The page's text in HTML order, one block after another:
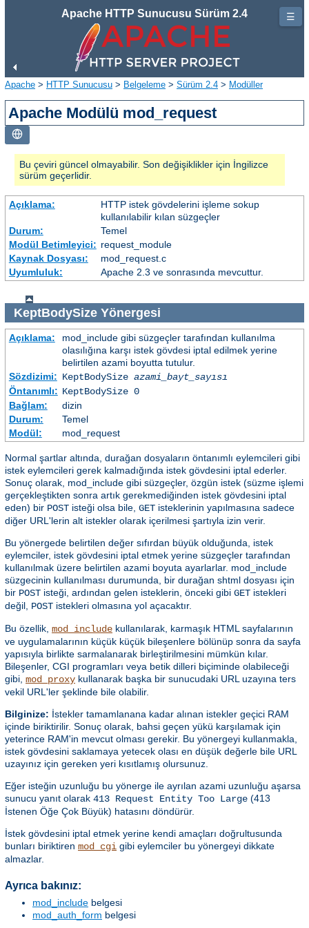
Apache HTTP Sunucusu Sürüm 2.4
Apache > HTTP Sunucusu > Belgeleme > Sürüm 2.4 > Modüller
Apache Modülü mod_request
Bu çeviri güncel olmayabilir. Son değişiklikler için İngilizce
sürüm geçerlidir.
Açıklama:
HTTP istek gövdelerini işleme sokup
kullanılabilir kılan süzgeçler
Durum:
Temel
Modül Betimleyici: request_module
Kaynak Dosyası:
mod_request.c
Uyumluluk:
Apache 2.3 ve sonrasında mevcuttur.
KeptBodySizeYönergesi
Açıklama:
mod_include gibi süzgeçler tarafından kullanılma
olasılığına karşı istek gövdesi iptal edilmek yerine
belirtilen azami boyutta tutulur.
Sözdizimi: KeptBodySize azami_bayt_sayısı
Öntanımlı: KeptBodySize 0
Bağlam:
dizin
Durum:
Temel
Modül:
mod_request
Normal şartlar altında, durağan dosyaların öntanımlı eylemcileri gibi
istek eylemcileri gerek kalmadığında istek gövdesini iptal ederler.
Sonuç olarak, mod_include gibi süzgeçler, özgün istek (süzme işlemi
gerçekleştikten sonra artık gerekmediğinden istek gövdesini iptal
eden) bir POST isteği olsa bile, GET isteklerinin yapılmasına sadece
diğer URL'lerin alt istekler olarak içerilmesi şartıyla izin verir.
Bu yönergede belirtilen değer sıfırdan büyük olduğunda, istek
eylemciler, istek gövdesini iptal etmek yerine süzgeçler tarafından
kullanılmak üzere belirtilen azami boyuta ayarlarlar. mod_include
süzgecinin kullanılması durumunda, bir durağan shtml dosyası için
bir POST isteği, ardından gelen isteklerin, önceki gibi GET istekleri
değil, POST istekleri olmasına yol açacaktır.
Bu özellik, mod_include kullanılarak, karmaşık HTML sayfalarının
ve uygulamalarının küçük küçük bileşenlere bölünüp sonra da sayfa
yapısıyla birlikte sarmalanarak birleştirilmesini mümkün kılar.
Bileşenler, CGI programları veya betik dilleri biçiminde olabileceği
gibi, mod_proxy kullanarak başka bir sunucudaki URL uzayına ters
vekil URL'ler şeklinde bile olabilir.
Bilginize: İstekler tamamlanana kadar alınan istekler geçici RAM
içinde biriktirilir. Sonuç olarak, bahsi geçen yükü karşılamak için
yeterince RAM'in mevcut olması gerekir. Bu yönergeyi kullanmakla,
istek gövdesini saklamaya yetecek olası en düşük değerle bile URL
uzayınız için gereken yeri kısıtlamış olursunuz.
Eğer isteğin uzunluğu bu yönerge ile ayrılan azami uzunluğu aşarsa
sunucu yanıt olarak 413 Request Entity Too Large (413
İstenen Öğe Çok Büyük) hatasını döndürür.
İstek gövdesini iptal etmek yerine kendi amaçları doğrultusunda
bunları biriktiren mod_cgi gibi eylemciler bu yönergeyi dikkate
almazlar.
Ayrıca bakınız:
mod_include belgesi
mod_auth_form belgesi
☰